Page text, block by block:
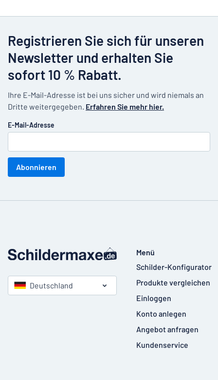
Registrieren Sie sich für unseren
Newsletter und erhalten Sie
sofort 10 % Rabatt.
Ihre E-Mail-Adresse ist bei uns sicher und wird niemals an
Dritte weitergegeben. Erfahren Sie mehr hier.
E-Mail-Adresse
Abonnieren
Deutschland
Menü
Schilder-Konfigurator
Produkte vergleichen
Einloggen
Konto anlegen
Angebot anfragen
Kundenservice